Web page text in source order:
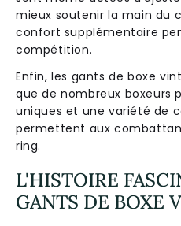
mieux soutenir la main du
confort supplémentaire
compétition.
Enfin, les gants de boxe
que de nombreux boxeurs
uniques et une variété de
permettent aux
ring.
L'HISTOIRE
GANTS DE BOXE